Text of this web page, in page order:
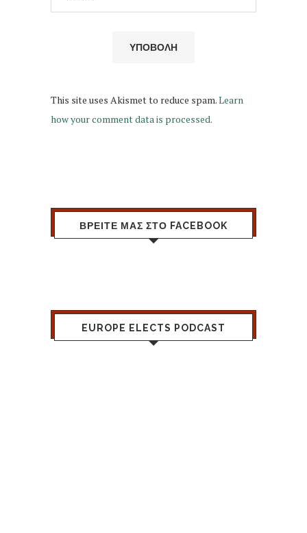
This site uses Akismet to reduce spam.Learn
how your comment data is processed.
ΒΡΕΙΤΕ ΜΑΣ ΣΤΟ FACEBOOK
EUROPE ELECTS PODCAST